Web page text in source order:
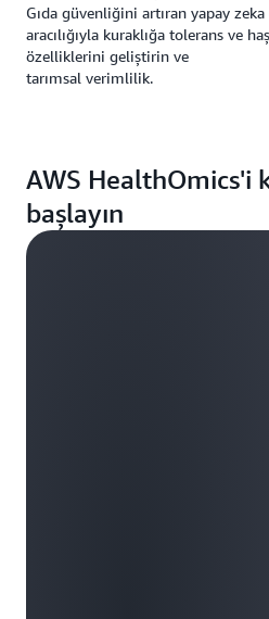
Gıda güvenliğini artıran yapay zeka
aracılığıyla kuraklığa tolerans ve
özelliklerini geliştirin ve
tarımsal verimlilik.
AWS HealthOmics'i
başlayın